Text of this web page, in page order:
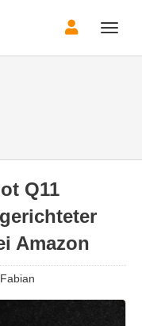
Toggle
Q11
Amazon